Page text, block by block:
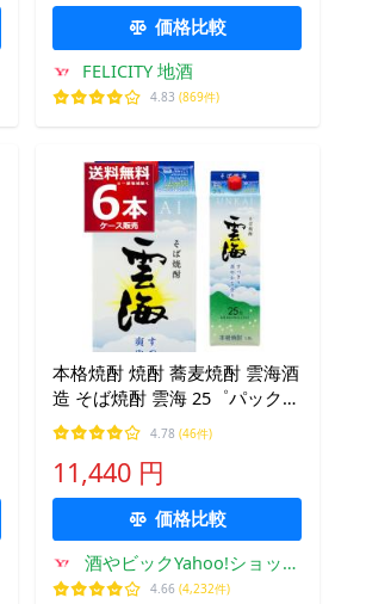
価格比較
FELICITY 地酒
4.83 (869件)
本格焼酎 焼酎 蕎麦焼酎 雲海酒
造 そば焼酎 雲海 25゜パック
1800ml×6本(1ケース)
4.78 (46件)
11,440 円
価格比較
酒やビックYahoo!ショッピ
ング店
4.66 (4,232件)